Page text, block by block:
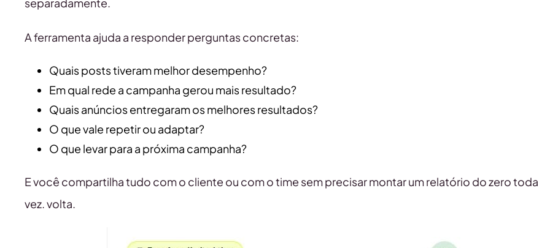
A ferramenta ajuda a responder perguntas concretas:
Quais posts tiveram melhor desempenho?
Em qual rede a campanha gerou mais resultado?
Quais anúncios entregaram os melhores resultados?
O que vale repetir ou adaptar?
O que levar para a próxima campanha?
E você compartilha tudo com o cliente ou com o time sem precisar montar um relatório do zero toda
vez. volta.